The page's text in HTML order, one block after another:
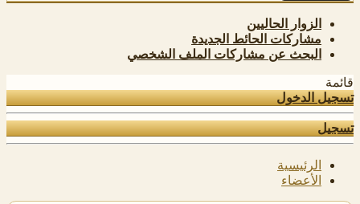
الزوار الحاليين
مشاركات الحائط الجديدة
البحث عن مشاركات الملف الشخصي
قائمة
تسجيل الدخول
تسجيل
الرئيسية
الأعضاء